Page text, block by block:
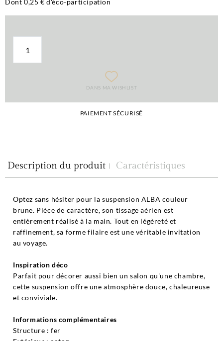
Dont 0,25 € d'éco-participation
DANS MA WISHLIST
PAIEMENT SÉCURISÉ
Description du produit Caractéristiques
Optez sans hésiter pour la suspension ALBA couleur
brune. Pièce de caractère, son tissage aérien est
entièrement réalisé à la main. Tout en légèreté et
raffinement, sa forme filaire est une véritable invitation
au voyage.
Inspiration déco
Parfait pour décorer aussi bien un salon qu'une chambre,
cette suspension offre une atmosphère douce, chaleureuse
et conviviale.
Informations complémentaires
Structure : fer